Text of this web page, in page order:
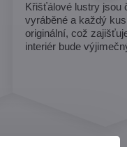
Křišťálové lustry jsou
vyráběné a každý
originální, což
interiér bude